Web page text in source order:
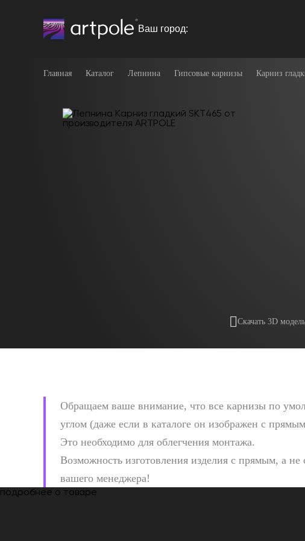
Ваш город:
Главная Каталог Лепнина Гипсовые карнизы Карниз
Скачать 3D модель
Обращаем ваше внимание, что все карнизы по
углом (даже если в каталоге он изображен с
Это необходимо для облегчения монтажа.
Возможность изготовления изделия с прямым, а не
вашего менеджера!
подробнее о товаре